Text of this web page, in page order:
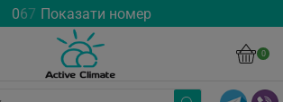
067 Показати номер
0